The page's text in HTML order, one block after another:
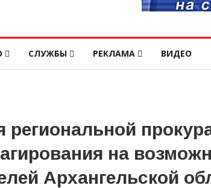
СЛУЖБЫ РЕКЛАМА ВИДЕО
на
Архангельской